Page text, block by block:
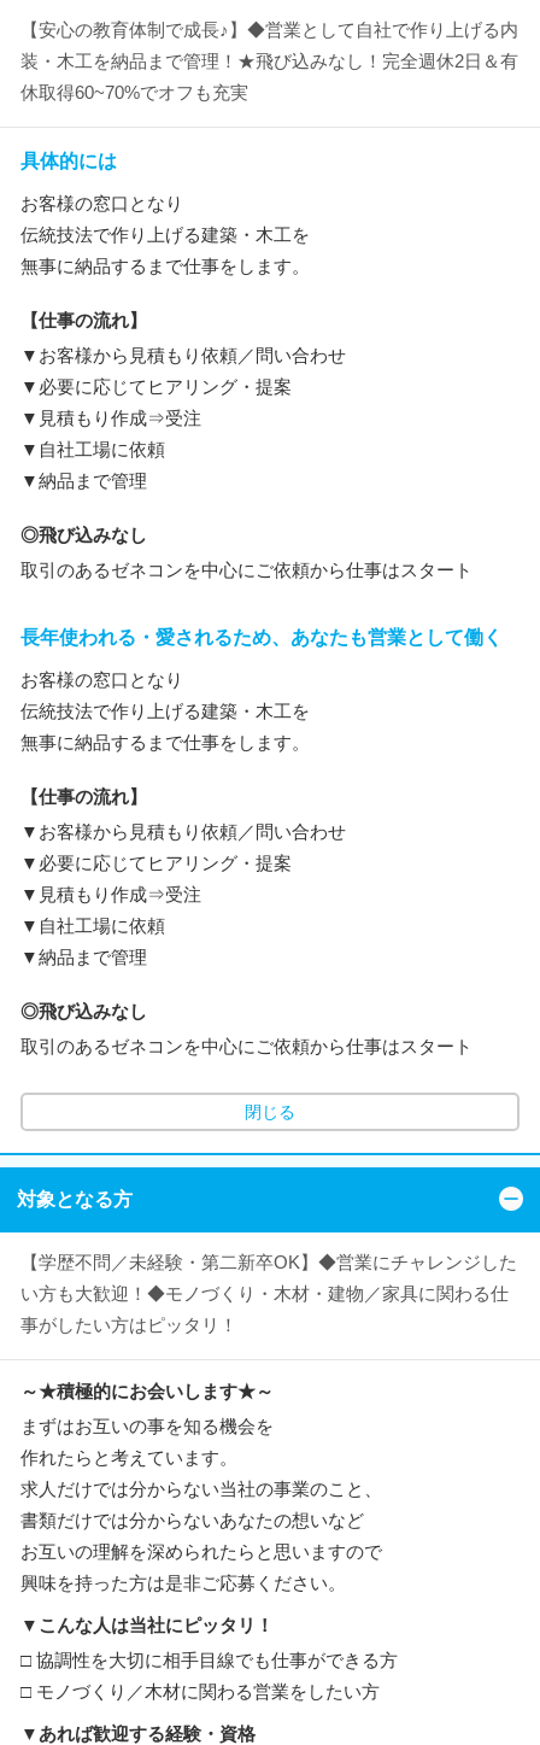
【安心の教育体制で成長♪】◆営業として自社で作り上げる内
装・木工を納品まで管理！★飛び込みなし！完全週休2日＆有
休取得60~70%でオフも充実
具体的には
お客様の窓口となり
伝統技法で作り上げる建築・木工を
無事に納品するまで仕事をします。
【仕事の流れ】
▼お客様から見積もり依頼／問い合わせ
▼必要に応じてヒアリング・提案
▼見積もり作成⇒受注
▼自社工場に依頼
▼納品まで管理
◎飛び込みなし
取引のあるゼネコンを中心にご依頼から仕事はスタート
長年使われる・愛されるため、あなたも営業として働く
お客様の窓口となり
伝統技法で作り上げる建築・木工を
無事に納品するまで仕事をします。
【仕事の流れ】
▼お客様から見積もり依頼／問い合わせ
▼必要に応じてヒアリング・提案
▼見積もり作成⇒受注
▼自社工場に依頼
▼納品まで管理
◎飛び込みなし
取引のあるゼネコンを中心にご依頼から仕事はスタート
閉じる
対象となる方
【学歴不問／未経験・第二新卒OK】◆営業にチャレンジした
い方も大歓迎！◆モノづくり・木材・建物／家具に関わる仕
事がしたい方はピッタリ！
～★積極的にお会いします★～
まずはお互いの事を知る機会を
作れたらと考えています。
求人だけでは分からない当社の事業のこと、
書類だけでは分からないあなたの想いなど
お互いの理解を深められたらと思いますので
興味を持った方は是非ご応募ください。
▼こんな人は当社にピッタリ！
□ 協調性を大切に相手目線でも仕事ができる方
□ モノづくり／木材に関わる営業をしたい方
▼あれば歓迎する経験・資格